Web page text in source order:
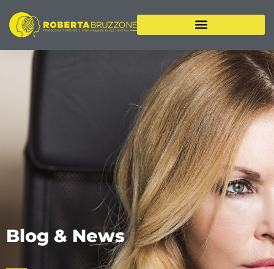
contenuto
Blog & News